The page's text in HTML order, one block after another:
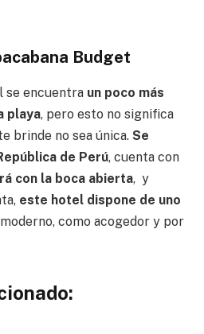
Budget
se encuentra un poco más
playa, pero esto no significa
brinde no sea única. Se
de Perú, cuenta con
con la boca abierta, y
este hotel dispone de uno
como acogedor y por